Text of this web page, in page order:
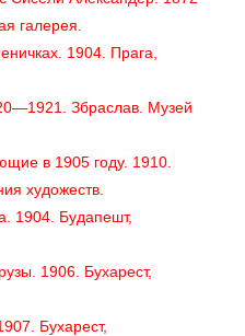
галерея.
1904. Прага,
Збраслав. Музей
в 1905 году. 1910.
художеств.
1904. Будапешт,
1906. Бухарест,
Бухарест,